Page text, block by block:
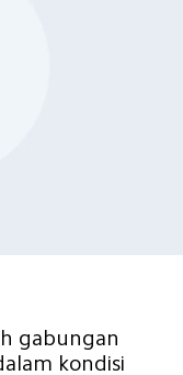
gabungan
kondisi